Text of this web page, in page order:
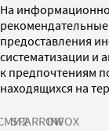
На
предоставления
систематизации и
к предпочтениям
находящихся на
SPARROWINFOX